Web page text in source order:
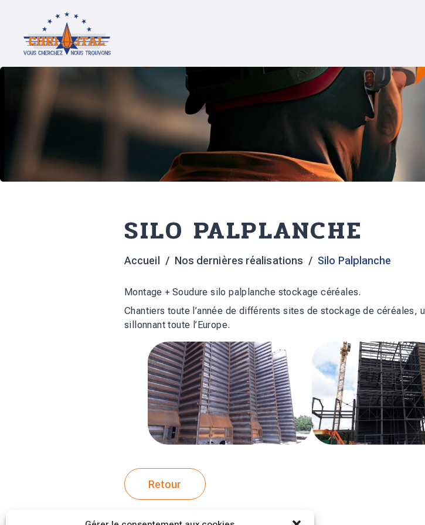
SILO PALPLANCHE
Accueil Nos dernières réalisations Silo Palplanche
Montage + Soudure silo palplanche stockage céréales.
Chantiers toute l’année de différents sites de stockage de céréales,
sillonnant toute l’Europe.
Retour